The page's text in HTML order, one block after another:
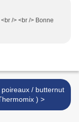
/> <br /> Bonne
poireaux / butternut
(Thermomix ) >